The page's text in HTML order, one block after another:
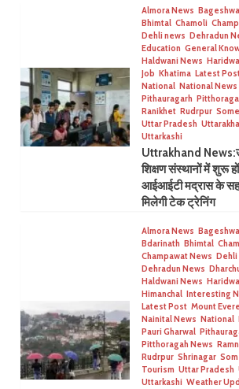
Almora News
Bhimtal Chamoli
Dehli news Dehradun
Education General
Haldwani News
Job Khatima Latest
National National News
Pithauragarh
Ranikhet Rudrpur
Uttar Pradesh
Uttarkashi
Uttrakhand
शिक्षण संस्थानों में शुरू
आईआईटी मद्रास के
मिलेगी टेक ट्रेनिंग
Almora News
Bdarinath Bhimtal
Champawat News Dehli
Dehradun News
Haldwani News
Himanchal Interesting
Latest Post Mount
Nainital News National
Pauri Gharwal
Pitthoragah News
Rudrpur Shrinagar
Tourism Uttar Pradesh
Uttarkashi Weather